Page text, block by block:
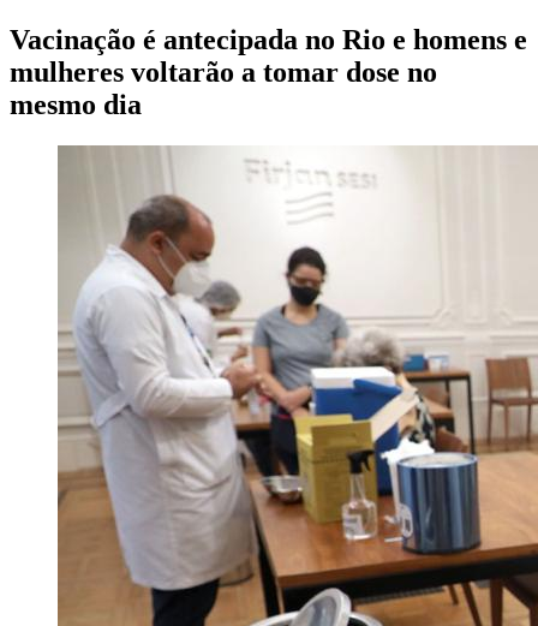
Vacinação é antecipada no Rio e homens e
mulheres voltarão a tomar dose no
mesmo dia